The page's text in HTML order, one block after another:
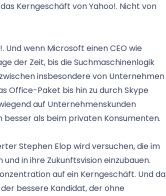
Kerngeschäft von Yahoo!. Nicht von
Und wenn Microsoft einen CEO wie
der Zeit, bis die Suchmaschinenlogik
insbesondere von Unternehmen
Office-Paket bis hin zu durch Skype
auf Unternehmenskunden
als beim privaten Konsumenten.
Stephen Elop wird versuchen, die im
in ihre Zukunftsvision einzubauen.
auf ein Kerngeschäft. Und da
bessere Kandidat, der ohne